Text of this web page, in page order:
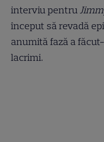
interviu pentru
început să revadă
anumită fază a
lacrimi.